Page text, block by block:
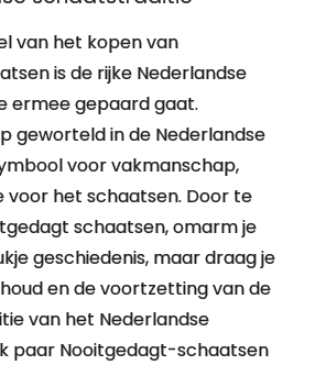
van het kopen van
is de rijke Nederlandse
ermee gepaard gaat.
geworteld in de Nederlandse
voor vakmanschap,
voor het schaatsen. Door te
schaatsen, omarm je
geschiedenis, maar draag je
en de voortzetting van de
van het Nederlandse
paar Nooitgedagt-schaatsen